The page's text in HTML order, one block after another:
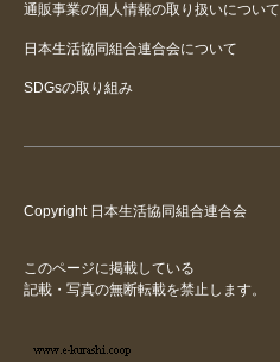
通販事業の個人情報の取り扱いについて
日本生活協同組合連合会について
SDGsの取り組み
Copyright 日本生活協同組合連合会
このページに掲載している
記載・写真の無断転載を禁止します。